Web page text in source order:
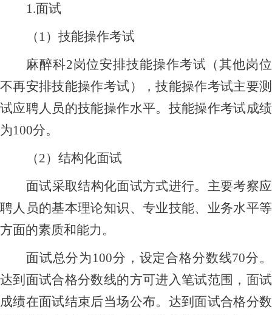
1.面试
（ 1）技能操作考试
麻醉科2岗位安排技能操作考试（其他岗位
不再安排技能操作考试），技能操作考试主要测
试应聘人员的技能操作水平。技能操作考试成绩
为100分。
（2）结构化面试
面试采取结构化面试方式进行。主要考察应
聘人员的基本理论知识、专业技能、业务水平等
方面的素质和能力。
面试总分为 100分，设定合格分数线70分。
达到面试合格分数线的方可进入笔试范围，面试
成绩在面试结束后当场公布。 达到面试合格分数